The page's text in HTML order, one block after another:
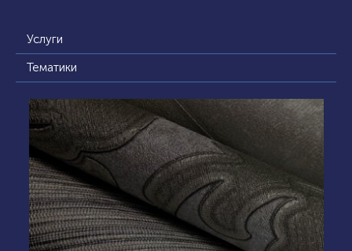
Услуги
Тематики